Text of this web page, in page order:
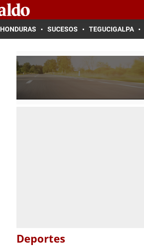
HONDURAS SUCESOS TEGUCIGALPA
Deportes